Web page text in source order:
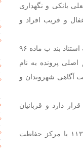
بانکی و نگهداری
و فریب افراد و
با توجه به اینکه اقدامات متهمان به‌صورت گسترده و در سطح کشور بوده، به استناد بند ب ماده ۹۶
پرونده به نام
آگاهی شهروندان و
دارد و قربانیان
هموطنان در صورت مشاهده موارد مشابه با ستاد خبری وزارت اطلاعات ۱۱۳ یا مرکز حفاظت